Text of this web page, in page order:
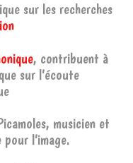
sur les recherches
, contribuent à
sur l’écoute
musicien et
l’image.